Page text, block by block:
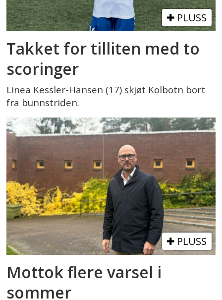
PLUSS
Takket for tilliten med to
scoringer
Linea Kessler-Hansen (17) skjøt Kolbotn bort
fra bunnstriden.
PLUSS
Mottok flere varsel i
sommer